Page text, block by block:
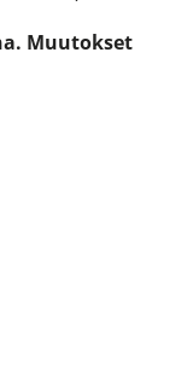
Muutokset